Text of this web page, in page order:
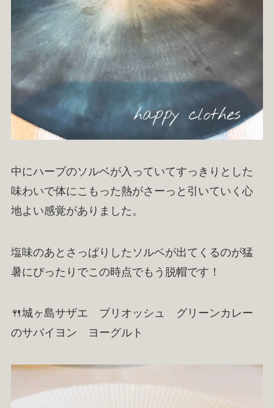
中にハーブのソルベが入っていてすっきりとした
味わいで体にこもった熱がさーっと引いていく心
地よい感覚がありました。
塩味のあとさっぱりしたソルベが出てくるのが猛
暑にぴったりでこの時点でもう脱帽です！
🍴城ヶ島サザエ ブリオッシュ グリーンカレー
のサバイヨン ヨーグルト